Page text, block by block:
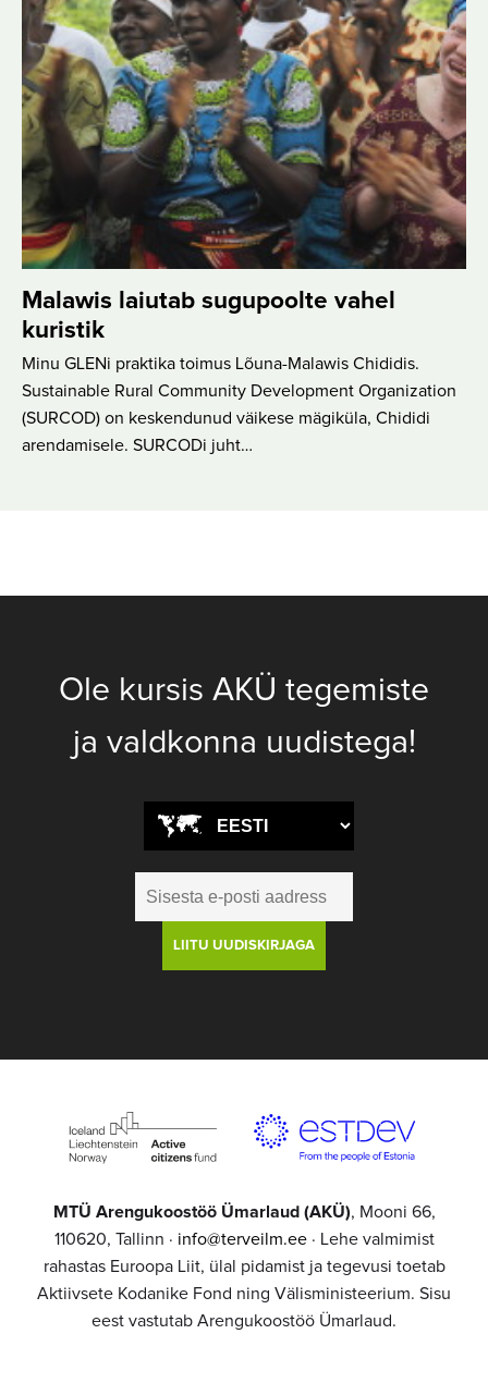
Malawis laiutab sugupoolte vahel
kuristik
Minu GLENi praktika toimus Lõuna-Malawis Chididis.
Sustainable Rural Community Development Organization
(SURCOD) on keskendunud väikese mägiküla, Chididi
arendamisele. SURCODi juht…
Ole kursis AKÜ tegemiste
ja valdkonna uudistega!
MTÜ Arengukoostöö Ümarlaud (AKÜ), Mooni 66,
110620, Tallinn · info@terveilm.ee· Lehe valmimist
rahastas Euroopa Liit, ülal pidamist ja tegevusi toetab
Aktiivsete Kodanike Fond ning Välisministeerium. Sisu
eest vastutab Arengukoostöö Ümarlaud.